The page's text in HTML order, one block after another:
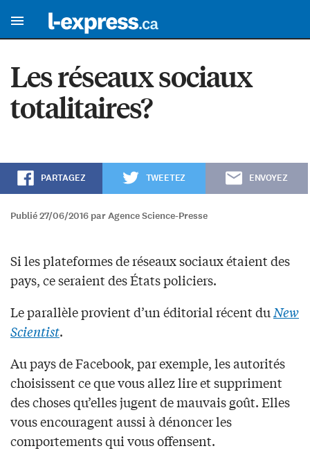
Les réseaux sociaux
totalitaires?
PARTAGEZ TWEETEZ ENVOYEZ
Publié 27/06/2016 par Agence Science-Presse
Si les plateformes de réseaux sociaux étaient des
pays, ce seraient des États policiers.
Le parallèle provient d’un éditorial récent duNew
Scientist.
Au pays de Facebook, par exemple, les autorités
choisissent ce que vous allez lire et suppriment
des choses qu’elles jugent de mauvais goût. Elles
vous encouragent aussi à dénoncer les
comportements qui vous offensent.